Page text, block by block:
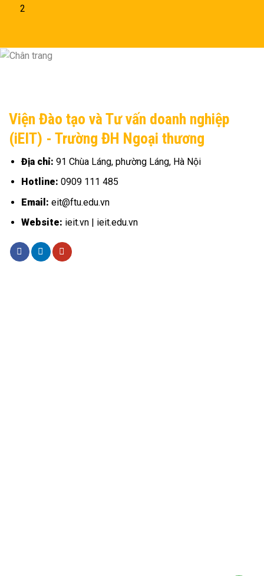
2
Viện Đào tạo và Tư vấn doanh nghiệp
(iEIT) - Trường ĐH Ngoại thương
Địa chỉ: 91 Chùa Láng, phường Láng, Hà Nội
Hotline: 0909 111 485
Email: eit@ftu.edu.vn
Website: ieit.vn | ieit.edu.vn